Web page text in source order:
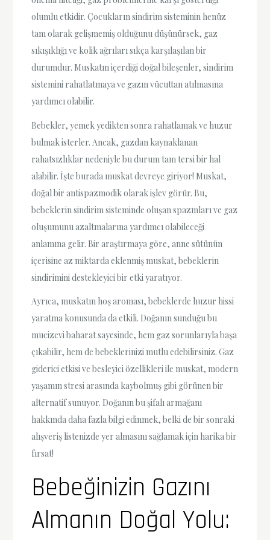
olumlu etkidir. Çocukların sindirim sisteminin henüz
tam olarak gelişmemiş olduğunu düşünürsek, gaz
sıkışıklığı ve kolik ağrıları sıkça karşılaşılan bir
durumdur. Muskatın içerdiği doğal bileşenler, sindirim
sistemini rahatlatmaya ve gazın vücuttan atılmasına
yardımcı olabilir.
Bebekler, yemek yedikten sonra rahatlamak ve huzur
bulmak isterler. Ancak, gazdan kaynaklanan
rahatsızlıklar nedeniyle bu durum tam tersi bir hal
alabilir. İşte burada muskat devreye giriyor! Muskat,
doğal bir antispazmodik olarak işlev görür. Bu,
bebeklerin sindirim sisteminde oluşan spazmları ve gaz
oluşumunu azaltmalarına yardımcı olabileceği
anlamına gelir. Bir araştırmaya göre, anne sütünün
içerisine az miktarda eklenmiş muskat, bebeklerin
sindirimini destekleyici bir etki yaratıyor.
Ayrıca, muskatın hoş aroması, bebeklerde huzur hissi
yaratma konusunda da etkili. Doğanın sunduğu bu
mucizevi baharat sayesinde, hem gaz sorunlarıyla başa
çıkabilir, hem de bebeklerinizi mutlu edebilirsiniz. Gaz
giderici etkisi ve besleyici özellikleri ile muskat, modern
yaşamın stresi arasında kaybolmuş gibi görünen bir
alternatif sunuyor. Doğanın bu şifalı armağanı
hakkında daha fazla bilgi edinmek, belki de bir sonraki
alışveriş listenizde yer almasını sağlamak için harika bir
fırsat!
Bebeğinizin Gazını
Almanın Doğal Yolu: